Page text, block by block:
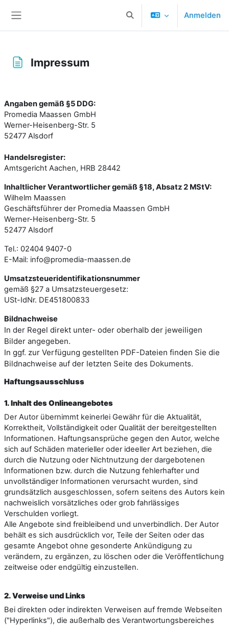
Sucheingabe umschalten
Anmelden
Impressum
Angaben gemäß §5 DDG:
Promedia Maassen GmbH
Werner-Heisenberg-Str. 5
52477 Alsdorf
Handelsregister:
Amtsgericht Aachen, HRB 28442
Inhaltlicher Verantwortlicher gemäß §18, Absatz 2 MStV:
Wilhelm Maassen
Geschäftsführer der Promedia Maassen GmbH
Werner-Heisenberg-Str. 5
52477 Alsdorf
Tel.: 02404 9407-0
E-Mail: info@promedia-maassen.de
Umsatzsteueridentifikationsnummer
gemäß §27 a Umsatzsteuergesetz:
USt-IdNr. DE451800833
Bildnachweise
In der Regel direkt unter- oder oberhalb der jeweiligen
Bilder angegeben.
In ggf. zur Verfügung gestellten PDF-Dateien finden Sie die
Bildnachweise auf der letzten Seite des Dokuments.
Haftungsausschluss
1. Inhalt des Onlineangebotes
Der Autor übernimmt keinerlei Gewähr für die Aktualität,
Korrektheit, Vollständigkeit oder Qualität der bereitgestellten
Informationen. Haftungsansprüche gegen den Autor, welche
sich auf Schäden materieller oder ideeller Art beziehen, die
durch die Nutzung oder Nichtnutzung der dargebotenen
Informationen bzw. durch die Nutzung fehlerhafter und
unvollständiger Informationen verursacht wurden, sind
grundsätzlich ausgeschlossen, sofern seitens des Autors kein
nachweislich vorsätzliches oder grob fahrlässiges
Verschulden vorliegt.
Alle Angebote sind freibleibend und unverbindlich. Der Autor
behält es sich ausdrücklich vor, Teile der Seiten oder das
gesamte Angebot ohne gesonderte Ankündigung zu
verändern, zu ergänzen, zu löschen oder die Veröffentlichung
zeitweise oder endgültig einzustellen.
2. Verweise und Links
Bei direkten oder indirekten Verweisen auf fremde Webseiten
("Hyperlinks"), die außerhalb des Verantwortungsbereiches